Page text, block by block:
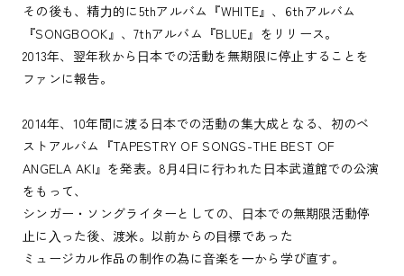
その後も、精⼒的に5thアルバム『WHITE』、6thアルバム
『SONGBOOK』、7thアルバム『BLUE』をリリース。
2013年、翌年秋から⽇本での活動を無期限に停⽌することを
ファンに報告。
2014年、10年間に渡る⽇本での活動の集⼤成となる、初のベ
ストアルバム『TAPESTRY OF SONGS-THE BEST OF
ANGELA AKI』を発表。8⽉4⽇に⾏われた⽇本武道館での公演
をもって、
シンガー・ソングライターとしての、⽇本での無期限活動停
⽌に⼊った後、渡⽶。以前からの⽬標であった
ミュージカル作品の制作の為に⾳楽を⼀から学び直す。